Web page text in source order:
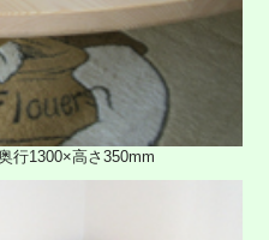
行1300×高さ350mm